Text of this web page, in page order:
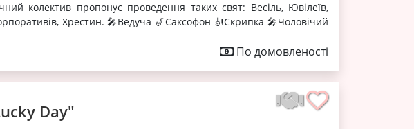
колектив пропонує проведення таких свят: Весіль, Ювілеїв,
Хрестин. 🎤Ведуча 🎷Саксофон 🎻Скрипка 🎤Чоловічий
По домовленості
Day"